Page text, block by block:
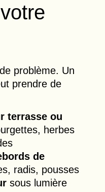
problème. Un
prendre de
terrasse ou
herbes
de
radis, pousses
sous lumière